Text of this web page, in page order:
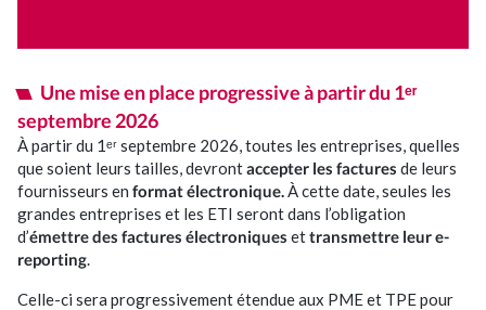
Une mise en place progressive à partir du 1ᵉʳ
septembre 2026
À partir du 1ᵉʳ septembre 2026, toutes les entreprises, quelles
que soient leurs tailles, devrontaccepter les factures de leurs
fournisseurs en format électronique.À cette date, seules les
grandes entreprises et les ETI seront dans l’obligation
d’émettre des factures électroniques ettransmettre leur e-
reporting.
Celle-ci sera progressivement étendue aux PME et TPE pour